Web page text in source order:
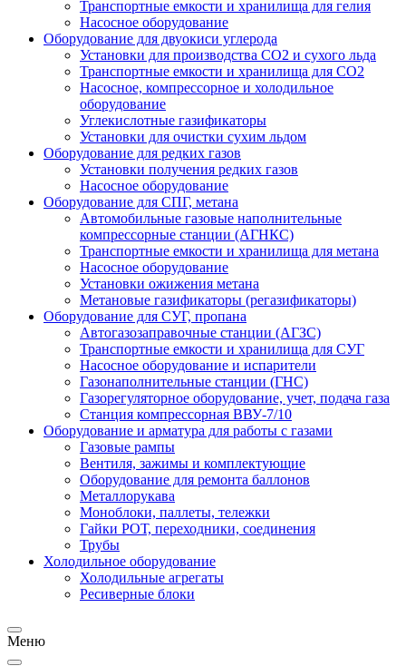
Транспортные емкости и хранилища для гелия
Насосное оборудование
Оборудование для двуокиси углерода
Установки для производства СО2 и сухого льда
Транспортные емкости и хранилища для CO2
Насосное, компрессорное и холодильное
оборудование
Углекислотные газификаторы
Установки для очистки сухим льдом
Оборудование для редких газов
Установки получения редких газов
Насосное оборудование
Оборудование для СПГ, метана
Автомобильные газовые наполнительные
компрессорные станции (АГНКС)
Транспортные емкости и хранилища для метана
Насосное оборудование
Установки ожижения метана
Метановые газификаторы (регазификаторы)
Оборудование для СУГ, пропана
Автогазозаправочные станции (АГЗС)
Транспортные емкости и хранилища для СУГ
Насосное оборудование и испарители
Газонаполнительные станции (ГНС)
Газорегуляторное оборудование, учет, подача газа
Станция компрессорная ВВУ-7/10
Оборудование и арматура для работы с газами
Газовые рампы
Вентиля, зажимы и комплектующие
Оборудование для ремонта баллонов
Металлорукава
Моноблоки, паллеты, тележки
Гайки РОТ, переходники, соединения
Трубы
Холодильное оборудование
Холодильные агрегаты
Ресиверные блоки
Меню